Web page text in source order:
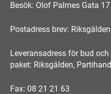
Besök: Olof Palmes Gata 17
Postadress brev:
Leveransadress för bud och
paket: Riksgälden,
Fax: 08 21 21 63